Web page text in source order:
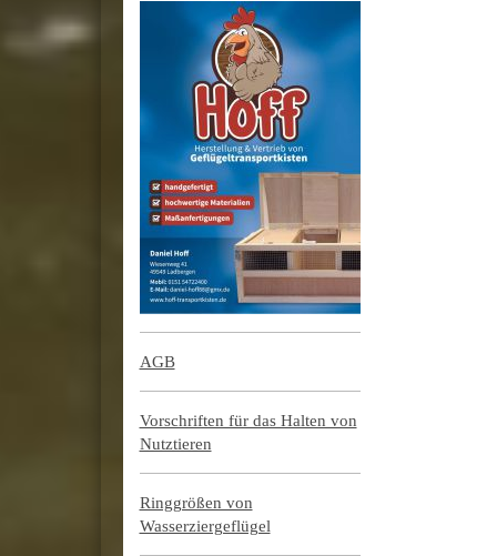
AGB
Vorschriften für das Halten von
Nutztieren
Ringgrößen von
Wasserziergeflügel